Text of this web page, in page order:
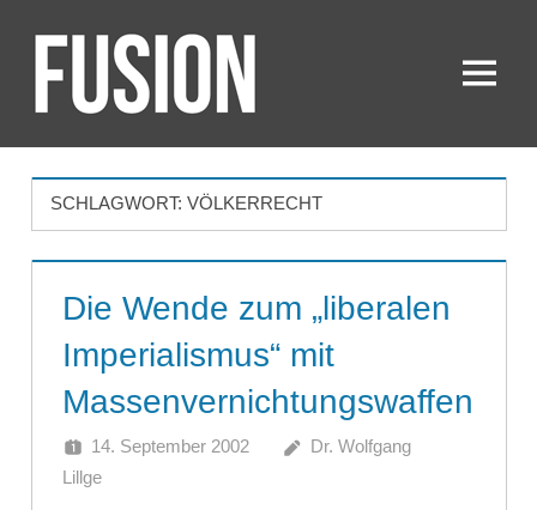
Inhalt
springenFUSION Menü
SCHLAGWORT: VÖLKERRECHT
Die Wende zum „liberalen
Imperialismus“ mit
Massenvernichtungswaffen
14. September 2002
Dr. Wolfgang
Lillge